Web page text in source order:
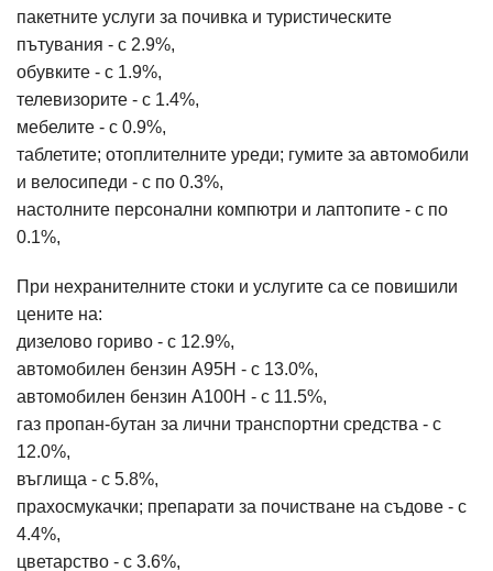
пакетните услуги за почивка и туристическите
пътувания - с 2.9%,
обувките - с 1.9%,
телевизорите - с 1.4%,
мебелите - с 0.9%,
таблетите; отоплителните уреди; гумите за автомобили
и велосипеди - с по 0.3%,
настолните персонални компютри и лаптопите - с по
0.1%,
При нехранителните стоки и услугите са се повишили
цените на:
дизелово гориво - с 12.9%,
автомобилен бензин А95Н - с 13.0%,
автомобилен бензин А100Н - с 11.5%,
газ пропан-бутан за лични транспортни средства - с
12.0%,
въглища - с 5.8%,
прахосмукачки; препарати за почистване на съдове - с
4.4%,
цветарство - с 3.6%,